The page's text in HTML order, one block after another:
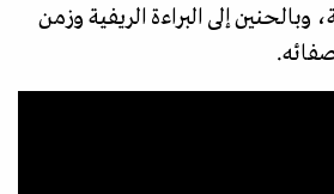
إلى البراءة الريفية وزمن